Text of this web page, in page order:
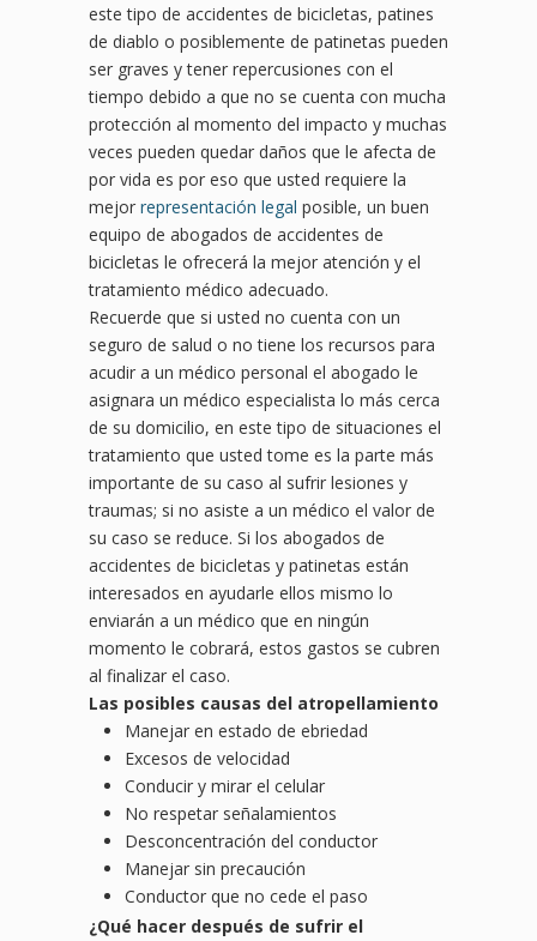
este tipo de accidentes de bicicletas, patines
de diablo o posiblemente de patinetas pueden
ser graves y tener repercusiones con el
tiempo debido a que no se cuenta con mucha
protección al momento del impacto y muchas
veces pueden quedar daños que le afecta de
por vida es por eso que usted requiere la
mejor representación legal posible, un buen
equipo de abogados de accidentes de
bicicletas le ofrecerá la mejor atención y el
tratamiento médico adecuado.
Recuerde que si usted no cuenta con un
seguro de salud o no tiene los recursos para
acudir a un médico personal el abogado le
asignara un médico especialista lo más cerca
de su domicilio, en este tipo de situaciones el
tratamiento que usted tome es la parte más
importante de su caso al sufrir lesiones y
traumas; si no asiste a un médico el valor de
su caso se reduce. Si los abogados de
accidentes de bicicletas y patinetas están
interesados en ayudarle ellos mismo lo
enviarán a un médico que en ningún
momento le cobrará, estos gastos se cubren
al finalizar el caso.
Las posibles causas del atropellamiento
Manejar en estado de ebriedad
Excesos de velocidad
Conducir y mirar el celular
No respetar señalamientos
Desconcentración del conductor
Manejar sin precaución
Conductor que no cede el paso
¿Qué hacer después de sufrir el